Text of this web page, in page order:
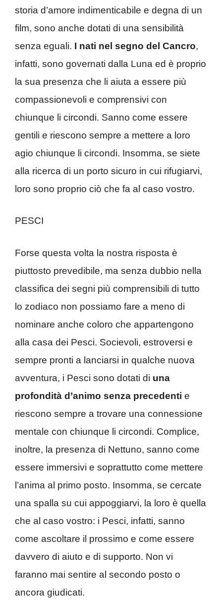
storia d’amore indimenticabile e degna di un
film, sono anche dotati di una sensibilità
senza eguali. I nati nel segno del Cancro,
infatti, sono governati dalla Luna ed è proprio
la sua presenza che li aiuta a essere più
compassionevoli e comprensivi con
chiunque li circondi. Sanno come essere
gentili e riescono sempre a mettere a loro
agio chiunque li circondi. Insomma, se siete
alla ricerca di un porto sicuro in cui rifugiarvi,
loro sono proprio ciò che fa al caso vostro.
PESCI
Forse questa volta la nostra risposta è
piuttosto prevedibile, ma senza dubbio nella
classifica dei segni più comprensibili di tutto
lo zodiaco non possiamo fare a meno di
nominare anche coloro che appartengono
alla casa dei Pesci. Socievoli, estroversi e
sempre pronti a lanciarsi in qualche nuova
avventura, i Pesci sono dotati di una
profondità d’animo senza precedenti e
riescono sempre a trovare una connessione
mentale con chiunque li circondi. Complice,
inoltre, la presenza di Nettuno, sanno come
essere immersivi e soprattutto come mettere
l’anima al primo posto. Insomma, se cercate
una spalla su cui appoggiarvi, la loro è quella
che al caso vostro: i Pesci, infatti, sanno
come ascoltare il prossimo e come essere
davvero di aiuto e di supporto. Non vi
faranno mai sentire al secondo posto o
ancora giudicati.